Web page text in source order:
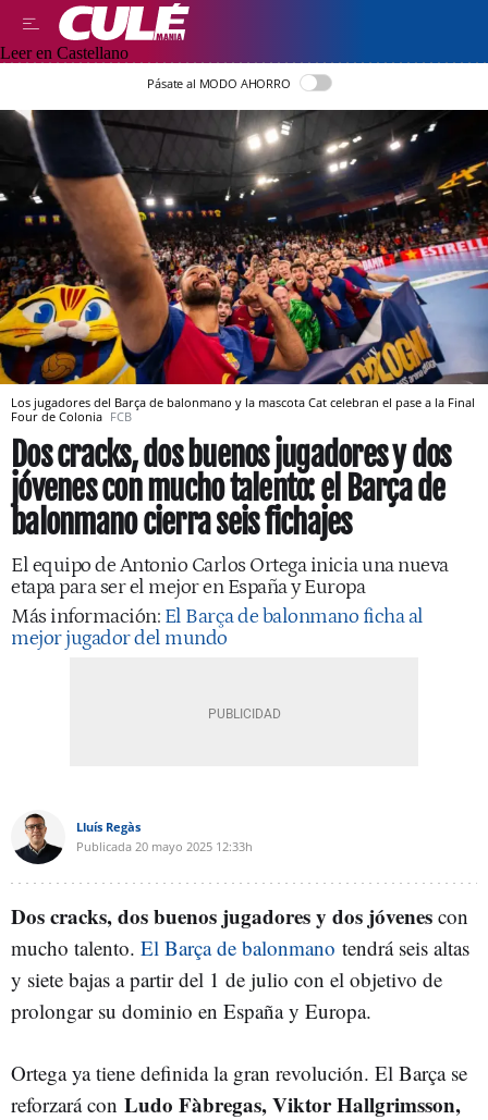
Leer en Castellano
Pásate al MODO AHORRO
Los jugadores del Barça de balonmano y la mascota Cat celebran el pase a la Final
Four de Colonia FCB
Dos cracks, dos buenos jugadores y dos
jóvenes con mucho talento: el Barça de
balonmano cierra seis fichajes
El equipo de Antonio Carlos Ortega inicia una nueva
etapa para ser el mejor en España y Europa
Más información: El Barça de balonmano ficha al
mejor jugador del mundo
Lluís Regàs
Publicada 20 mayo 2025 12:33h
Dos cracks, dos buenos jugadores y dos jóvenes con
mucho talento. El Barça de balonmano tendrá seis altas
y siete bajas a partir del 1 de julio con el objetivo de
prolongar su dominio en España y Europa.
Ortega ya tiene definida la gran revolución. El Barça se
reforzará con Ludo Fàbregas, Viktor Hallgrimsson,